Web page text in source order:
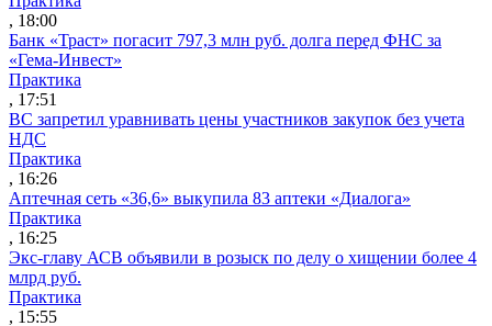
, 18:00
Банк «Траст» погасит 797,3 млн руб. долга перед ФНС за
«Гема-Инвест»
Практика
, 17:51
ВС запретил уравнивать цены участников закупок без учета
НДС
Практика
, 16:26
Аптечная сеть «36,6» выкупила 83 аптеки «Диалога»
Практика
, 16:25
Экс-главу АСВ объявили в розыск по делу о хищении более 4
млрд руб.
Практика
, 15:55